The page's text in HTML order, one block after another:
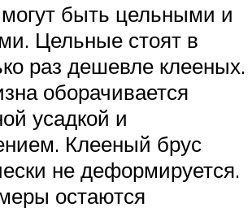
быть цельными и
Цельные стоят в
раз дешевле клееных.
оборачивается
усадкой и
Клееный брус
не деформируется.
остаются